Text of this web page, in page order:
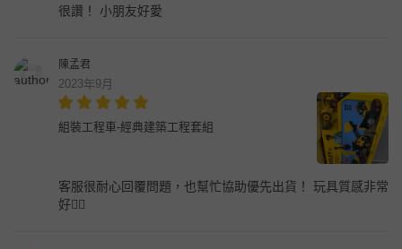
很讚！ 小朋友好愛
陳孟君
2023年9月
組裝工程車-經典建築工程套組
客服很耐心回覆問題，也幫忙協助優先出貨！ 玩具質感非常
好👍🏻